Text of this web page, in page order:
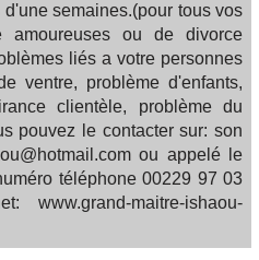
semaines.(pour tous vos
amoureuses ou de divorce
liés a votre personnes
ventre, problème d'enfants,
clientèle, problème du
pouvez le contacter sur: son
ou appelé le
téléphone 00229 97 03
maitre-ishaou-